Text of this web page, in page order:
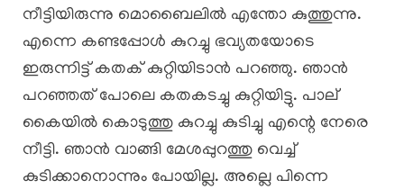
നീട്ടിയിരുന്നു മൊബൈലിൽ എന്തോ കുത്തുന്നു.
എന്നെ കണ്ടപ്പോൾ കുറച്ചു ഭവ്യതയോടെ
ഇരുന്നിട്ട് കതക് കുറ്റിയിടാൻ പറഞ്ഞു. ഞാൻ
പറഞ്ഞത് പോലെ കതകടച്ചു കുറ്റിയിട്ടു. പാല്
കൈയിൽ കൊടുത്തു കുറച്ചു കുടിച്ചു എന്റെ നേരെ
നീട്ടി. ഞാൻ വാങ്ങി മേശപ്പുറത്തു വെച്ച്
കുടിക്കാനൊന്നും പോയില്ല. അല്ലെ പിന്നെ